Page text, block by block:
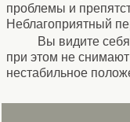
проблемы и
Неблагоприятный
Вы видите
при этом не
нестабильное